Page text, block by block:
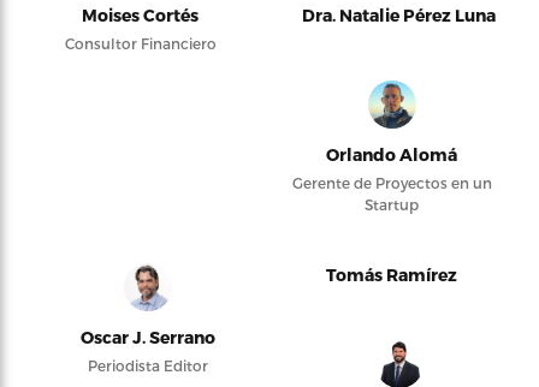
Moises Cortés
Consultor Financiero
Dra. Natalie Pérez Luna
Orlando Alomá
Gerente de Proyectos en un
Startup
Oscar J. Serrano
Periodista Editor
Tomás Ramírez